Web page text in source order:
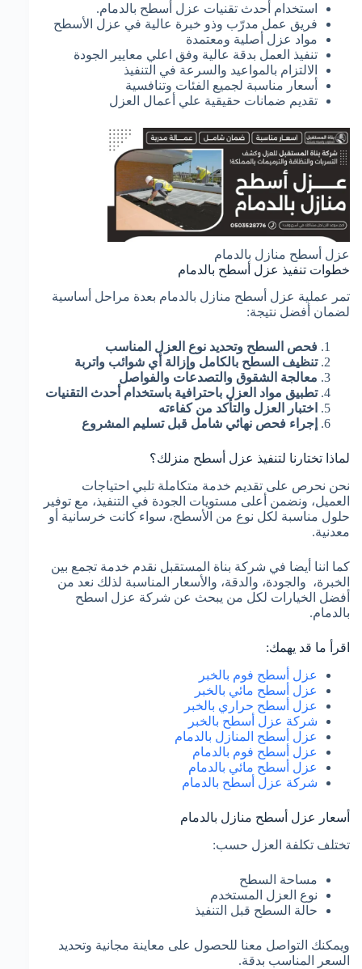
استخدام أحدث تقنيات عزل أسطح بالدمام.
فريق عمل مدرّب وذو خبرة عالية في عزل الأسطح
مواد عزل أصلية ومعتمدة
تنفيذ العمل بدقة عالية وفق اعلي معايير الجودة
الالتزام بالمواعيد والسرعة في التنفيذ
أسعار مناسبة لجميع الفئات وتنافسية
تقديم ضمانات حقيقية علي أعمال العزل
عزل أسطح منازل بالدمام
خطوات تنفيذ عزل أسطح بالدمام
تمر عملية عزل أسطح منازل بالدمام بعدة مراحل أساسية
لضمان أفضل نتيجة:
فحص السطح وتحديد نوع العزل المناسب
تنظيف السطح بالكامل وإزالة أي شوائب واتربة
معالجة الشقوق والتصدعات والفواصل
تطبيق مواد العزل باحترافية باستخدام أحدث التقنيات
اختبار العزل والتأكد من كفاءته
إجراء فحص نهائي شامل قبل تسليم المشروع
لماذا تختارنا لتنفيذ عزل أسطح منزلك؟
نحن نحرص على تقديم خدمة متكاملة تلبي احتياجات
العميل، ونضمن أعلى مستويات الجودة في التنفيذ، مع توفير
حلول مناسبة لكل نوع من الأسطح، سواء كانت خرسانية أو
معدنية.
كما اننا أيضا في شركة بناة المستقبل نقدم خدمة تجمع بين
الخبرة، والجودة، والدقة، والأسعار المناسبة لذلك نعد من
أفضل الخيارات لكل من يبحث عن شركة عزل اسطح
بالدمام.
اقرأ ما قد يهمك:
عزل أسطح فوم بالخبر
عزل أسطح مائي بالخبر
عزل أسطح حراري بالخبر
شركة عزل أسطح بالخبر
عزل أسطح المنازل بالدمام
عزل أسطح فوم بالدمام
عزل أسطح مائي بالدمام
شركة عزل أسطح بالدمام
أسعار عزل أسطح منازل بالدمام
تختلف تكلفة العزل حسب:
مساحة السطح
نوع العزل المستخدم
حالة السطح قبل التنفيذ
ويمكنك التواصل معنا للحصول على معاينة مجانية وتحديد
السعر المناسب بدقة.